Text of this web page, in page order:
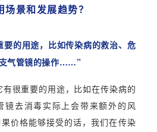
场景和发展趋势？
要的用途，比如传染病的救治、危
气管镜的操作……”
有很重要的用途，比如在传染病的
镜去消毒实际上会带来额外的风
价格能够接受的话，我们在传染